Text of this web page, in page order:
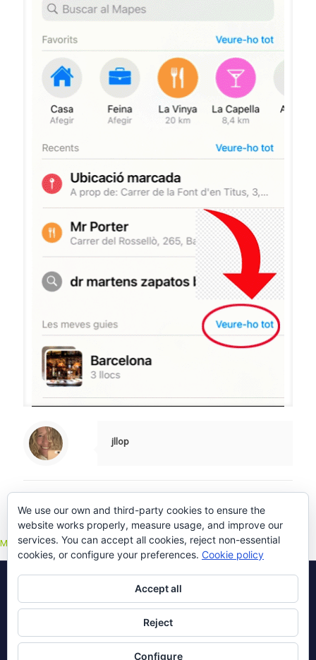
jllop
© 2016 Icofam. All Rights Reserved.
We use our own and third-party cookies to ensure the
website works properly, measure usage, and improve our
services. You can accept all cookies, reject non-essential
cookies, or configure your preferences. Cookie policy
Accept all
Reject
Configure
Multilingual WordPresswith WPML